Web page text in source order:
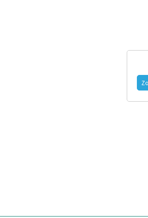
FOTOGALERIE